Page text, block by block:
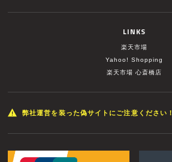
LINKS
楽天市場
Yahoo! Shopping
楽天市場 心斎橋店
弊社運営を装った偽サイトにご注意ください！